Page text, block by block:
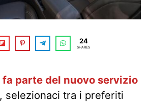
24
SHARES
fa parte del nuovo servizio
, selezionaci tra i preferiti